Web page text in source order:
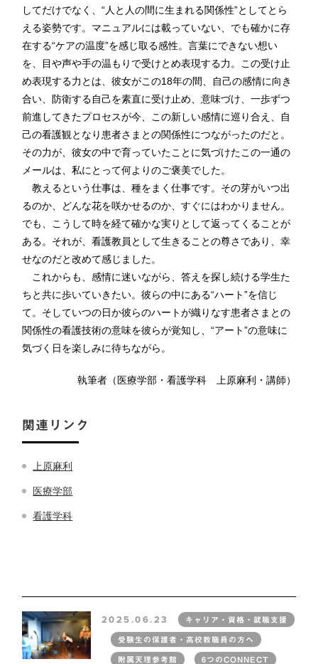
してだけでなく、“人と人の間に生まれる関係性”としてとら
える姿勢です。マニュアルには載っていない、でも確かに存
在する“ケアの温度”を感じ取る感性。言葉にできない想い
を、目や声や手の温もりで受けとめ表現する力。この受け止
め表現する力とは、彼女がこの18年の間、自己の感情に向き
合い、防衛する自己を素直に受け止め、意味づけ、一歩ずつ
前進してきたプロセスが今、この新しい感情に巡り合え、自
己の看護観となり患者さまとの関係性につながったのだと。
その力が、彼女の中で育っていたことに気づけたこの一通の
メールは、私にとって何よりのご褒美でした。
教えるという仕事は、種をまく仕事です。その芽がいつ出
るのか、どんな花を咲かせるのか、すぐにはわかりません。
でも、こうして時を経て確かな実りとして返ってくることが
ある。それが、看護教員として生きることの尊さであり、幸
せなのだと改めて感じました。
これからも、感情に迷いながら、答えを探し続ける学生た
ちと共に歩いていきたい。彼らの中にある“ハート”を信じ
て。そしていつの日か彼らのハートが織りなす患者さまとの
関係性の看護技術の意味を彼らが覚知し、“アート”の意味に
気づく日を楽しみに待ちながら。
執筆者（医療学部・看護学科 上原麻利・講師）
関連リンク
上原麻利
医療学部
看護学科
2025.06.23 キャリア・資格・就職支援
受験生の保護者・高校教職員の方へ
附属天理参考館 6つのCONNECT